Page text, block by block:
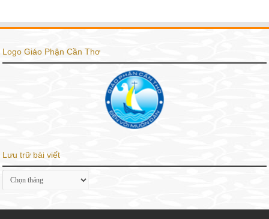
Logo Giáo Phận Cần Thơ
Lưu trữ bài viết
Lưu
trữ